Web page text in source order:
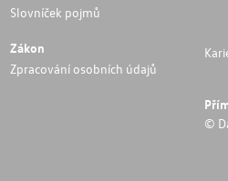
Slovníček pojmů
Zákon
Zpracování osobních údajů
©